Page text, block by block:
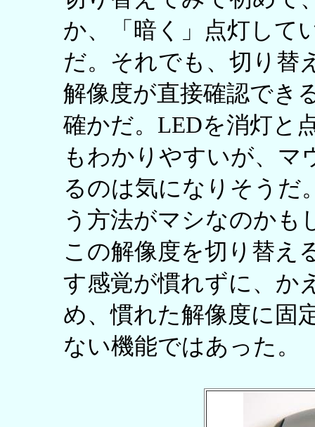
か、「暗く」点灯して
だ。それでも、切り替
解像度が直接確認でき
確かだ。LEDを消灯と
もわかりやすいが、マ
るのは気になりそうだ
う方法がマシなのかも
この解像度を切り替え
す感覚が慣れずに、か
め、慣れた解像度に固
ない機能ではあった。